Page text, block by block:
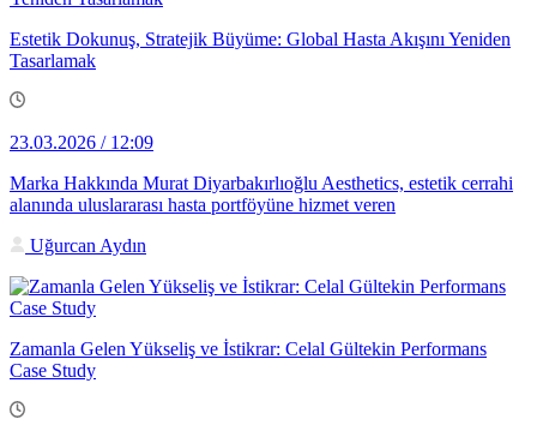
Estetik Dokunuş, Stratejik Büyüme: Global Hasta Akışını Yeniden
Tasarlamak
23.03.2026 / 12:09
Marka Hakkında Murat Diyarbakırlıoğlu Aesthetics, estetik cerrahi
alanında uluslararası hasta portföyüne hizmet veren
Uğurcan Aydın
Zamanla Gelen Yükseliş ve İstikrar: Celal Gültekin Performans
Case Study